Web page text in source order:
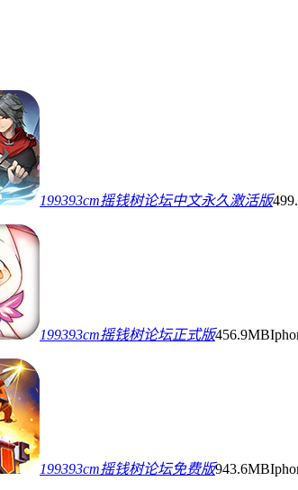
199393cm摇钱树论坛中文永久激活版
199393cm摇钱树论坛正式版456.9MB
199393cm摇钱树论坛免费版943.6MB